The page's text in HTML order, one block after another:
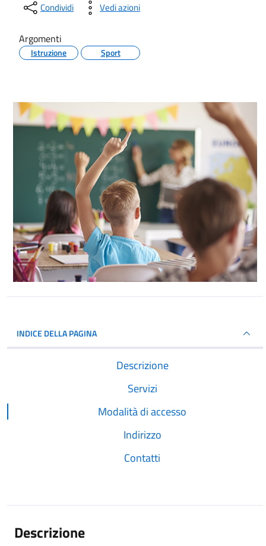
Condividi Vedi azioni
Argomenti
Istruzione Sport
INDICE DELLA PAGINA
Descrizione
Servizi
Modalità di accesso
Indirizzo
Contatti
Descrizione